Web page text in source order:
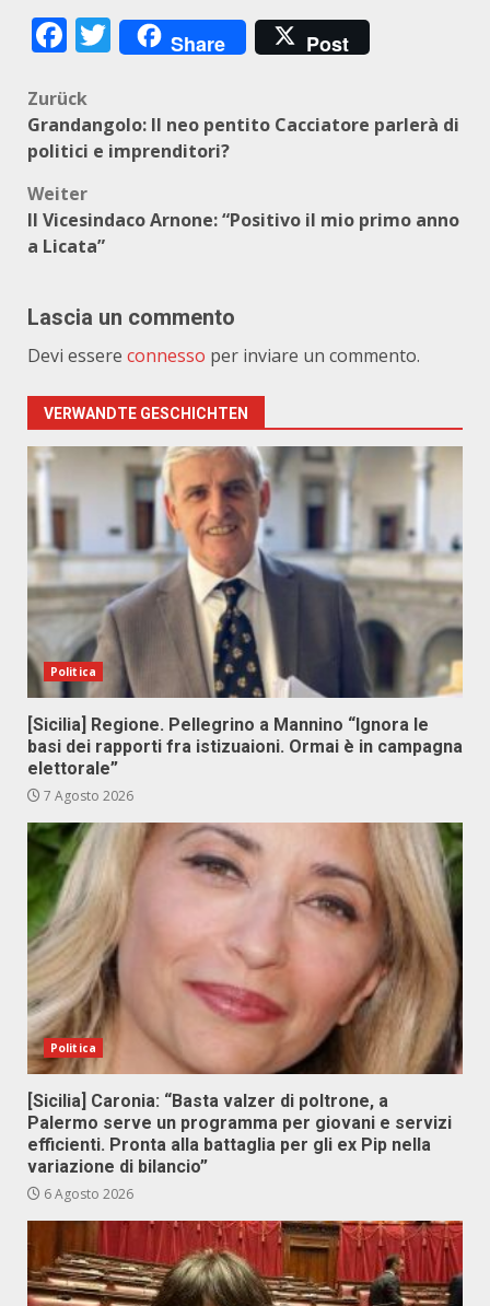
Facebook
Twitter
Share Post
Beitragsnavigation
Zurück
Grandangolo: Il neo pentito Cacciatore parlerà di
politici e imprenditori?
Weiter
Il Vicesindaco Arnone: “Positivo il mio primo anno
a Licata”
Lascia un commento
Devi essere connesso per inviare un commento.
VERWANDTE GESCHICHTEN
Politica
[Sicilia] Regione. Pellegrino a Mannino “Ignora le
basi dei rapporti fra istizuaioni. Ormai è in campagna
elettorale”
7 Agosto 2026
Politica
[Sicilia] Caronia: “Basta valzer di poltrone, a
Palermo serve un programma per giovani e servizi
efficienti. Pronta alla battaglia per gli ex Pip nella
variazione di bilancio”
6 Agosto 2026